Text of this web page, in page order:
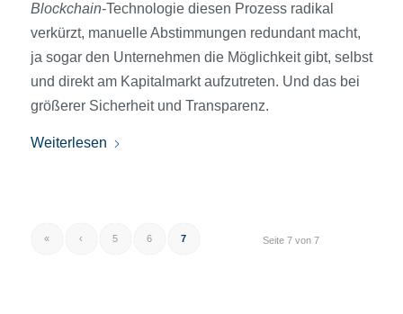
Blockchain-Technologie diesen Prozess radikal
verkürzt, manuelle Abstimmungen redundant macht,
ja sogar den Unternehmen die Möglichkeit gibt, selbst
und direkt am Kapitalmarkt aufzutreten. Und das bei
größerer Sicherheit und Transparenz.
Weiterlesen
Seite 7 von 7
« ‹ 5 6 7